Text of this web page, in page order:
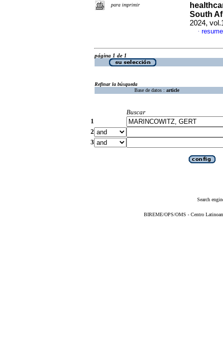
para imprimir
South
2024,
·
página 1 de 1
Refinar la búsqueda
Base de datos : article
Buscar
1
2
3
Search
BIREME/OPS/OMS - Centro